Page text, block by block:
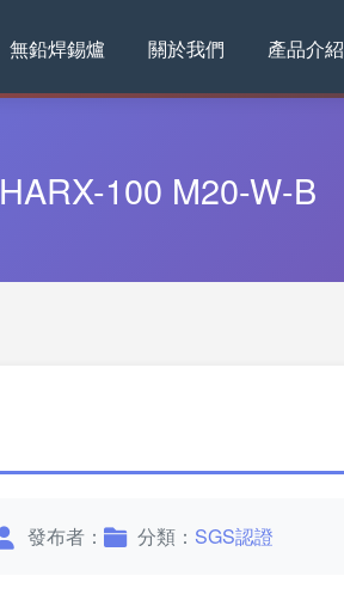
無鉛焊錫爐 關於我們 產品介紹
HARX-100 M20-W-B
發布者： 分類： SGS認證